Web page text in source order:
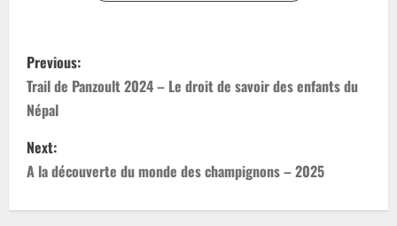
P
o
s
t
n
Previous:
Trail de Panzoult 2024 – Le droit de savoir des enfants du
Népal
Next:
A la découverte du monde des champignons – 2025